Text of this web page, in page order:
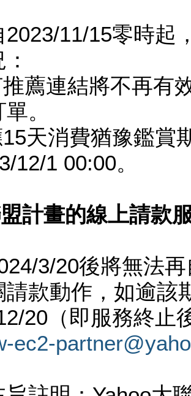
2023/11/15零時起
薦連結將不再有
。
天消費猶豫鑑賞
12/1 00:00。
盟計畫的線上請款
3/20後將無法
請款動作，如逾該
20（即服務終止
ec2-